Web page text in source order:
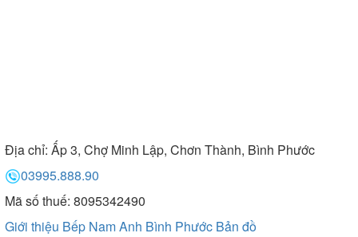
Địa chỉ: Ấp 3, Chợ Minh Lập, Chơn Thành, Bình Phước
03995.888.90
Mã số thuế: 8095342490
Giới thiệu Bếp Nam Anh Bình Phước Bản đồ